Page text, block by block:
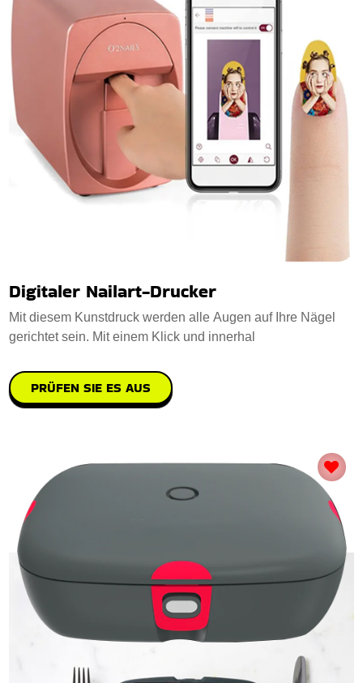
Digitaler Nailart-Drucker
Mit diesem Kunstdruck werden alle Augen auf Ihre Nägel
gerichtet sein. Mit einem Klick und innerhal
PRÜFEN SIE ES AUS